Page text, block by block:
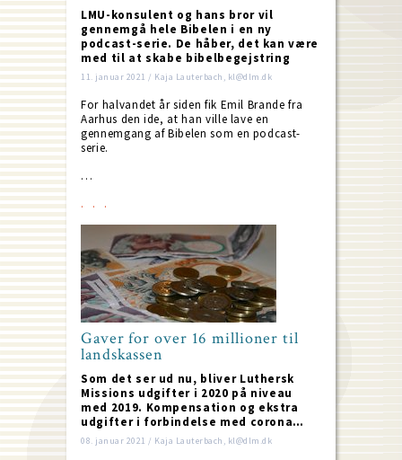
LMU-konsulent og hans bror vil
gennemgå hele Bibelen i en ny
podcast-serie. De håber, det kan være
med til at skabe bibelbegejstring
11. januar 2021 / Kaja Lauterbach, kl@dlm.dk
For halvandet år siden fik Emil Brande fra
Aarhus den ide, at han ville lave en
gennemgang af Bibelen som en podcast-
serie.
…
Gaver for over 16 millioner til
landskassen
Som det ser ud nu, bliver Luthersk
Missions udgifter i 2020 på niveau
med 2019. Kompensation og ekstra
udgifter i forbindelse med corona…
08. januar 2021 / Kaja Lauterbach, kl@dlm.dk